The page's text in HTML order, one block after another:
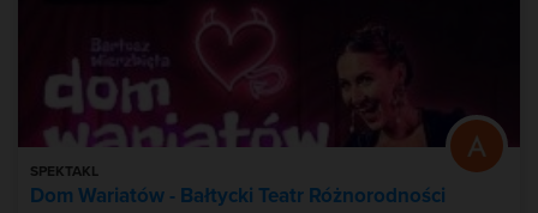
SPEKTAKL
Dom Wariatów - Bałtycki Teatr Różnorodności